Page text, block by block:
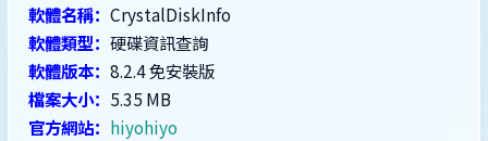
軟體名稱： CrystalDiskInfo
軟體類型： 硬碟資訊查詢
軟體版本： 8.2.4 免安裝版
檔案大小： 5.35 MB
官方網站： hiyohiyo